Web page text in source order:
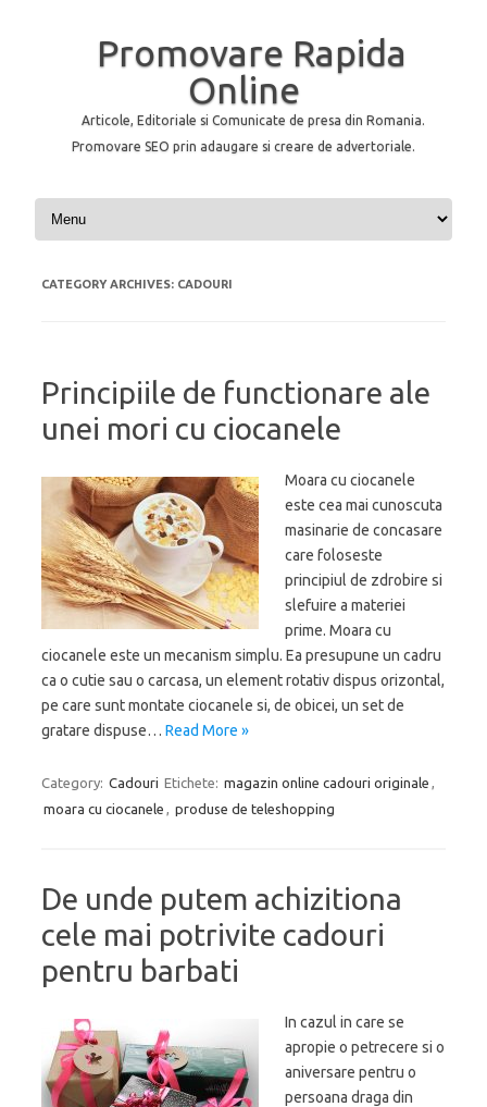
Promovare Rapida
Online
Articole, Editoriale si Comunicate de presa din Romania.
Promovare SEO prin adaugare si creare de advertoriale.
Skip to content
CATEGORY ARCHIVES: CADOURI
Principiile de functionare ale
unei mori cu ciocanele
Moara cu ciocanele
este cea mai cunoscuta
masinarie de concasare
care foloseste
principiul de zdrobire si
slefuire a materiei
prime. Moara cu
ciocanele este un mecanism simplu. Ea presupune un cadru
ca o cutie sau o carcasa, un element rotativ dispus orizontal,
pe care sunt montate ciocanele si, de obicei, un set de
gratare dispuse… Read More »
Category: Cadouri Etichete: magazin online cadouri originale ,
moara cu ciocanele , produse de teleshopping
De unde putem achizitiona
cele mai potrivite cadouri
pentru barbati
In cazul in care se
apropie o petrecere si o
aniversare pentru o
persoana draga din